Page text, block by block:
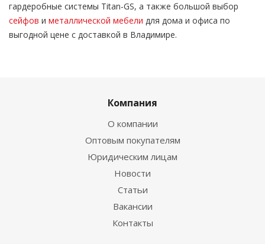
гардеробные системы Titan-GS, а также большой выбор
сейфов и металлической мебели для дома и офиса по
выгодной цене с доставкой в Владимире.
Компания
О компании
Оптовым покупателям
Юридическим лицам
Новости
Статьи
Вакансии
Контакты